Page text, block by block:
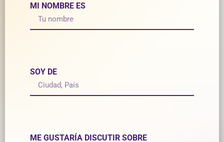
MI NOMBRE ES
SOY DE
ME GUSTARÍA DISCUTIR SOBRE